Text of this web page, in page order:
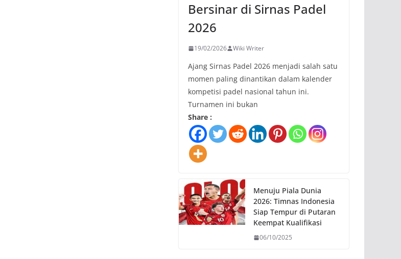
Bersinar di Sirnas Padel
2026
19/02/2026 Wiki Writer
Ajang Sirnas Padel 2026 menjadi salah satu
momen paling dinantikan dalam kalender
kompetisi padel nasional tahun ini.
Turnamen ini bukan
Share :
Menuju Piala Dunia
2026: Timnas Indonesia
Siap Tempur di Putaran
Keempat Kualifikasi
06/10/2025